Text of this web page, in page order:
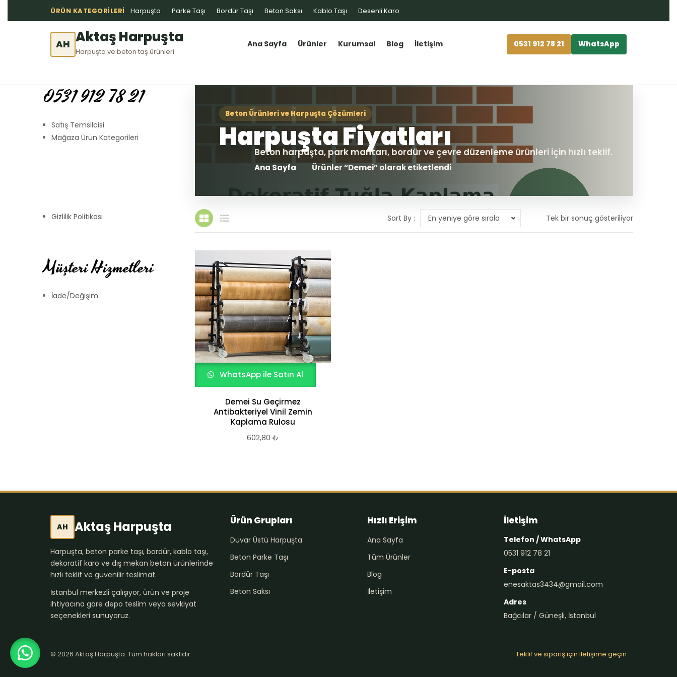
ÜRÜN KATEGORILERI Harpuşta Parke Taşı Bordür Taşı Beton Saksı Kablo Taşı Desenli Karo
AH Aktaş Harpuşta
Harpuşta ve beton taş ürünleri
Ana Sayfa Ürünler Kurumsal Blog İletişim 0531 912 78 21 WhatsApp
0531 912 78 21
Satış Temsilcisi
Mağaza Ürün Kategorileri
Gizlilik Politikası
Müşteri Hizmetleri
İade/Değişim
Ana Sayfa Ürünler “Demei” olarak etiketlendi
Tek bir sonuç gösteriliyor
Sort By : En yeniye göre sırala
WhatsApp ile Satın Al
Demei Su Geçirmez
Antibakteriyel Vinil Zemin
Kaplama Rulosu
602,80₺
AH Aktaş Harpuşta
Harpuşta, beton parke taşı, bordür, kablo taşı,
dekoratif karo ve dış mekan beton ürünlerinde
hızlı teklif ve güvenilir teslimat.
İstanbul merkezli çalışıyor, ürün ve proje
ihtiyacına göre depo teslim veya sevkiyat
seçenekleri sunuyoruz.
Ürün Grupları
Duvar Üstü Harpuşta
Beton Parke Taşı
Bordür Taşı
Beton Saksı
Hızlı Erişim
Ana Sayfa
Tüm Ürünler
Blog
İletişim
İletişim
Telefon / WhatsApp
0531 912 78 21
E-posta
enesaktas3434@gmail.com
Adres
Bağcılar / Güneşli, İstanbul
© 2026 Aktaş Harpuşta. Tüm hakları saklıdır. Teklif ve sipariş için iletişime geçin